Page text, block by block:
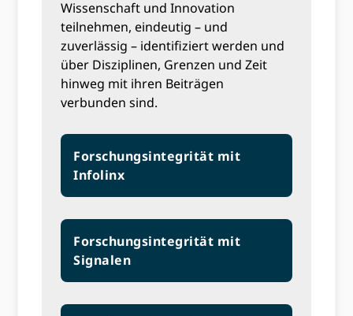
Wissenschaft und Innovation
teilnehmen, eindeutig – und
zuverlässig – identifiziert werden und
über Disziplinen, Grenzen und Zeit
hinweg mit ihren Beiträgen
verbunden sind.
Forschungsintegrität mit
Infolinx
Forschungsintegrität mit
Signalen